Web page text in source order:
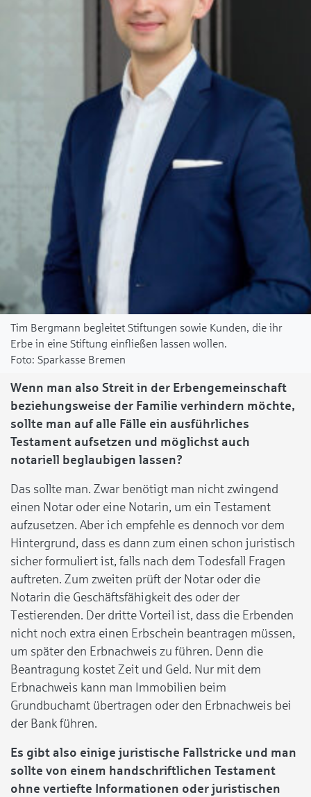
Tim Bergmann begleitet Stiftungen sowie Kunden, die ihr
Erbe in eine Stiftung einfließen lassen wollen.
Sparkasse Bremen
Wenn man also Streit in der Erbengemeinschaft
beziehungsweise der Familie verhindern möchte,
sollte man auf alle Fälle ein ausführliches
Testament aufsetzen und möglichst auch
notariell beglaubigen lassen?
Das sollte man. Zwar benötigt man nicht zwingend
einen Notar oder eine Notarin, um ein Testament
aufzusetzen. Aber ich empfehle es dennoch vor dem
Hintergrund, dass es dann zum einen schon juristisch
sicher formuliert ist, falls nach dem Todesfall Fragen
auftreten. Zum zweiten prüft der Notar oder die
Notarin die Geschäftsfähigkeit des oder der
Testierenden. Der dritte Vorteil ist, dass die Erbenden
nicht noch extra einen Erbschein beantragen müssen,
um später den Erbnachweis zu führen. Denn die
Beantragung kostet Zeit und Geld. Nur mit dem
Erbnachweis kann man Immobilien beim
Grundbuchamt übertragen oder den Erbnachweis bei
der Bank führen.
Es gibt also einige juristische Fallstricke und man
sollte von einem handschriftlichen Testament
ohne vertiefte Informationen oder juristischen